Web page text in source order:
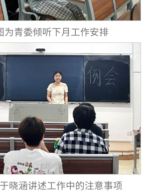
为青委倾听下月工作安排
晓涵讲述工作中的注意事项